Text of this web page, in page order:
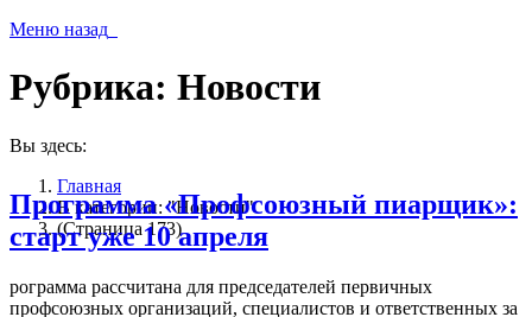
Меню назад
Рубрика: Новости
Вы здесь:
Главная
В категории: "Новости"
(Страница 173)
Программа «Профсоюзный пиарщик»:
старт уже 10 апреля
рограмма рассчитана для председателей первичных
профсоюзных организаций, специалистов и ответственных за